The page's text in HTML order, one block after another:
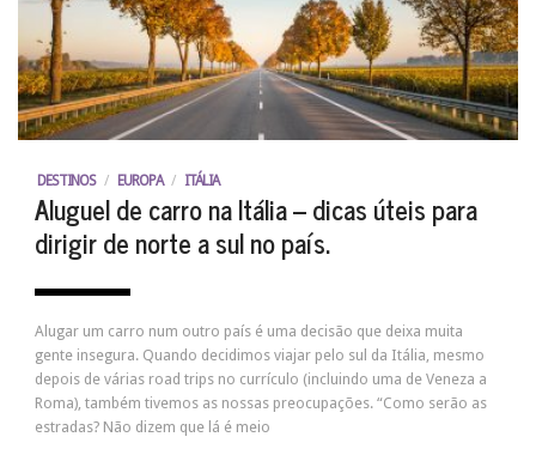
DESTINOS / EUROPA / ITÁLIA
Aluguel de carro na Itália – dicas úteis para
dirigir de norte a sul no país.
Alugar um carro num outro país é uma decisão que deixa muita
gente insegura. Quando decidimos viajar pelo sul da Itália, mesmo
depois de várias road trips no currículo (incluindo uma de Veneza a
Roma), também tivemos as nossas preocupações. “Como serão as
estradas? Não dizem que lá é meio